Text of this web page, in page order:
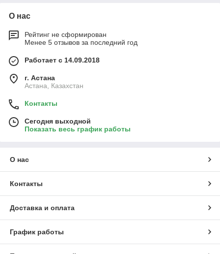
О нас
Рейтинг не сформирован
Менее 5 отзывов за последний год
Работает с 14.09.2018
г. Астана
Астана, Казахстан
Контакты
Сегодня выходной
Показать весь график работы
О нас
Контакты
Доставка и оплата
График работы